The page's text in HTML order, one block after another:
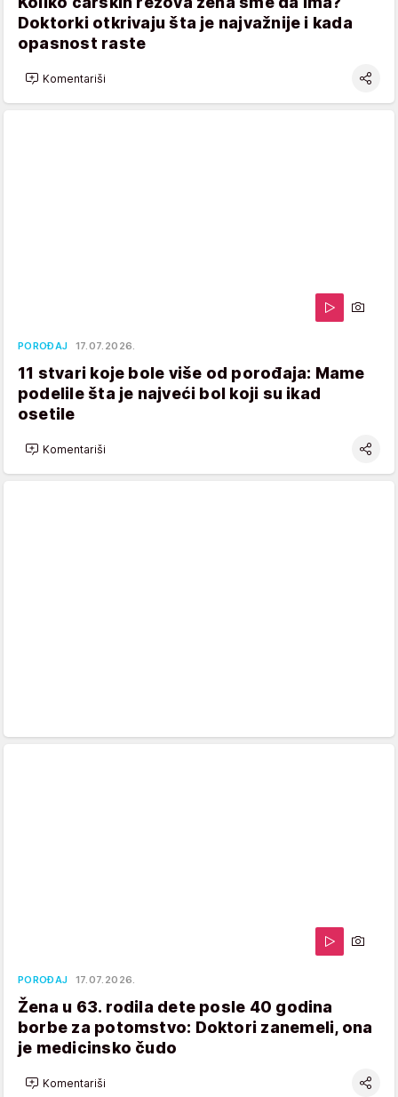
Doktorki otkrivaju šta je najvažnije i kada
opasnost raste
Komentariši
POROĐAJ 17.07.2026.
11 stvari koje bole više od porođaja: Mame
podelile šta je najveći bol koji su ikad
osetile
Komentariši
POROĐAJ 17.07.2026.
Žena u 63. rodila dete posle 40 godina
borbe za potomstvo: Doktori zanemeli, ona
je medicinsko čudo
Komentariši